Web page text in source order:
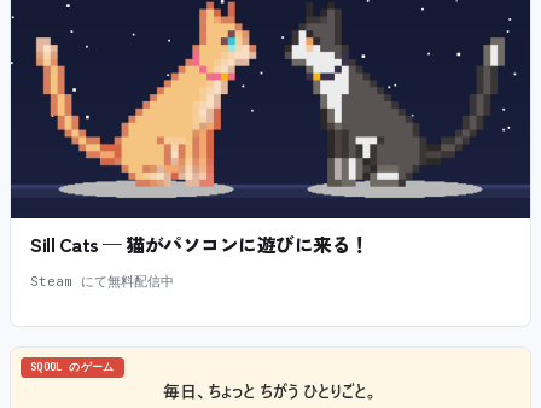
Sill Cats — 猫がパソコンに遊びに来る！
Steam にて無料配信中
SQOOL のゲーム